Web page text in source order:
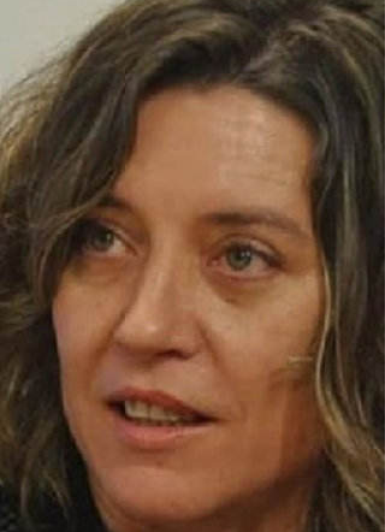
padrino”
En "Lo que queda del día", va al aire por
oidmortalesradio.com.ar todos los días de 18 a
20 hs, Guillermo Pérez, Emiliano Damonte...